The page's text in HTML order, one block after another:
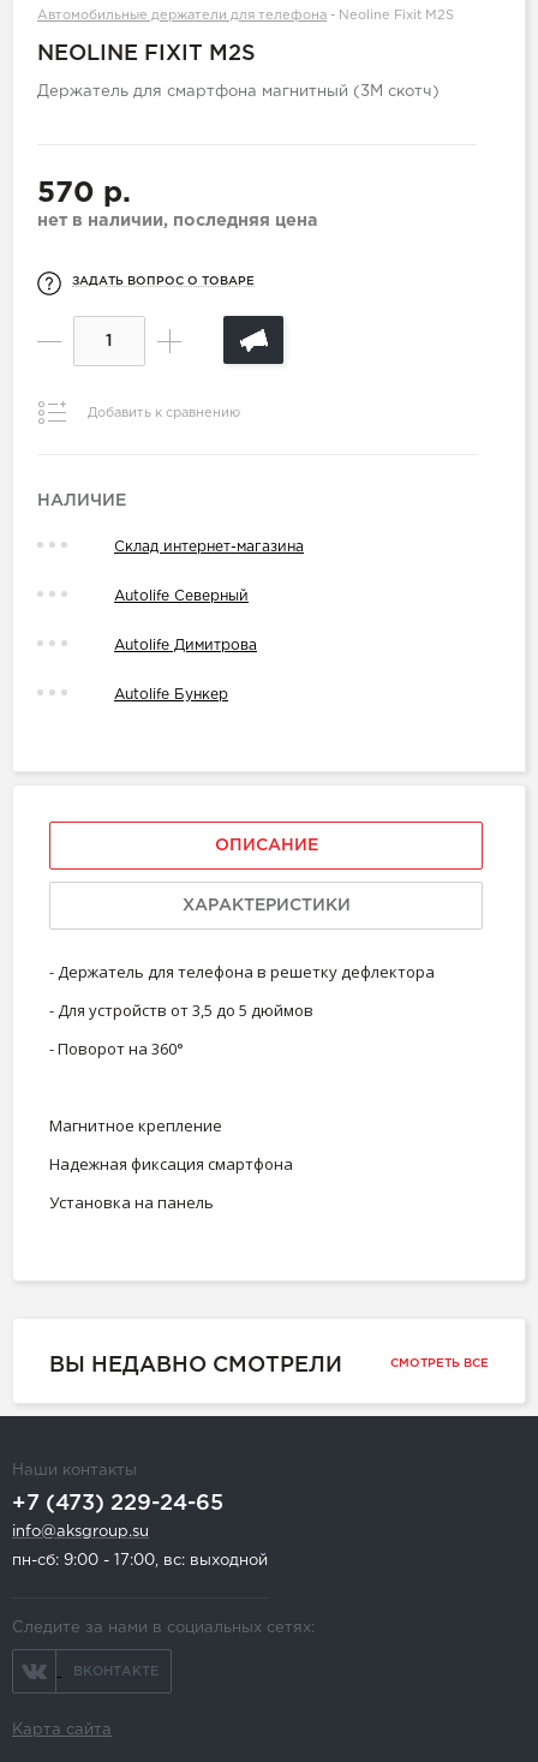
Автомобильные держатели для телефона - Neoline Fixit M2S
NEOLINE FIXIT M2S
Держатель для смартфона магнитный (3М скотч)
570 р.
нет в наличии, последняя цена
ЗАДАТЬ ВОПРОС О ТОВАРЕ
Добавить к сравнению
НАЛИЧИЕ
Склад интернет-магазина
Autolife Северный
Autolife Димитрова
Autolife Бункер
ОПИСАНИЕ
ХАРАКТЕРИСТИКИ
- Держатель для телефона в решетку дефлектора
- Для устройств от 3,5 до 5 дюймов
- Поворот на 360°
Магнитное крепление
Надежная фиксация смартфона
Установка на панель
ВЫ НЕДАВНО СМОТРЕЛИ СМОТРЕТЬ ВСЕ
Наши контакты
+7 (473) 229-24-65
info@aksgroup.su
пн-сб: 9:00 - 17:00, вс: выходной
Следите за нами в социальных сетях:
ВКОНТАКТЕ
Карта сайта